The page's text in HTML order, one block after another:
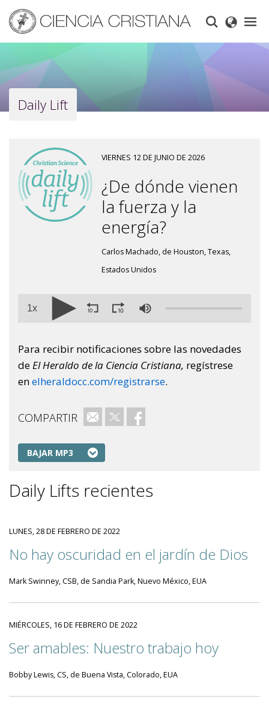
main
content
Daily Lift
VIERNES 12 DE JUNIO DE 2026
¿De dónde vienen
la fuerza y la
energía?
Carlos Machado, de Houston, Texas,
Estados Unidos
1x
Para recibir notificaciones sobre las novedades
deEl Heraldo de la Ciencia Cristiana, regístrese
enelheraldocc.com/registrarse.
COMPARTIR Correo electrónico
TwitterFacebook
BAJAR MP3
Daily Lifts recientes
LUNES, 28 DE FEBRERO DE 2022
No hay oscuridad en el jardín de Dios
Mark Swinney, CSB, de Sandia Park, Nuevo México, EUA
MIÉRCOLES, 16 DE FEBRERO DE 2022
Ser amables: Nuestro trabajo hoy
Bobby Lewis, CS, de Buena Vista, Colorado, EUA